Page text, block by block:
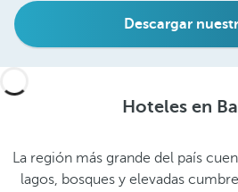
Descargar
Hoteles en
La región más grande del país
lagos, bosques y elevadas